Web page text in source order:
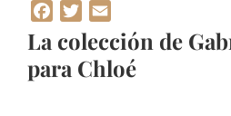
Facebook
Twitter
La colección de
para Chloé